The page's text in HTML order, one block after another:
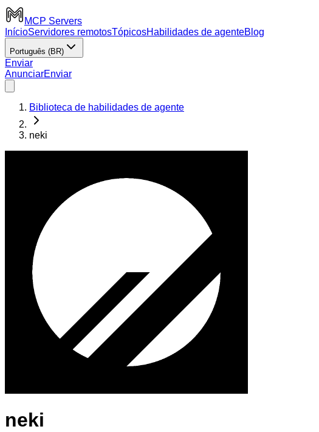
MCP Servers
InícioServidores remotosTópicosHabilidades de agenteBlog
Português (BR)
Enviar
AnunciarEnviar
Biblioteca de habilidades de agente
neki
neki